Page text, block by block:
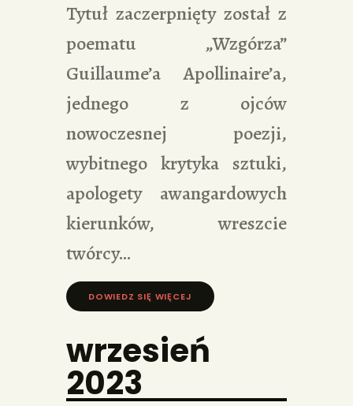
Tytuł zaczerpnięty został z
poematu „Wzgórza”
Guillaume’a Apollinaire’a,
jednego z ojców
nowoczesnej poezji,
wybitnego krytyka sztuki,
apologety awangardowych
kierunków, wreszcie
twórcy…
DOWIEDZ SIĘ WIĘCEJ »
wrzesień
2023